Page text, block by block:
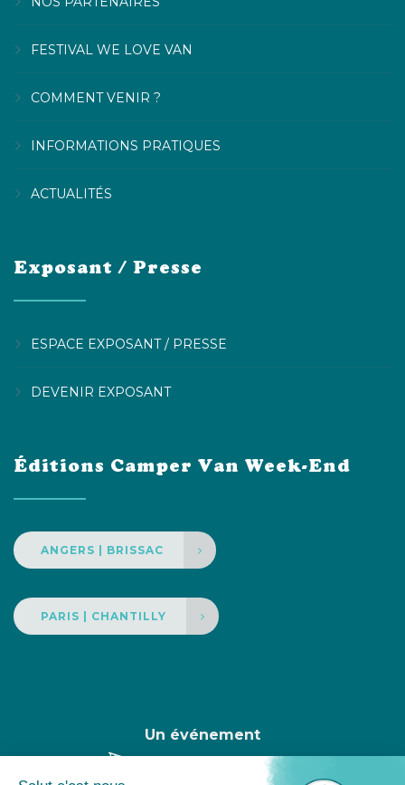
FESTIVAL WE LOVE VAN
COMMENT VENIR ?
INFORMATIONS PRATIQUES
ACTUALITÉS
Exposant / Presse
ESPACE EXPOSANT / PRESSE
DEVENIR EXPOSANT
Éditions Camper Van Week-End
ANGERS | BRISSAC
PARIS | CHANTILLY
Un événement